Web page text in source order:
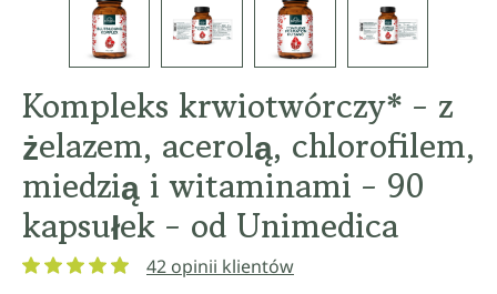
Kompleks krwiotwórczy* - z
żelazem, acerolą, chlorofilem,
miedzią i witaminami - 90
kapsułek - od Unimedica
42 opinii klientów